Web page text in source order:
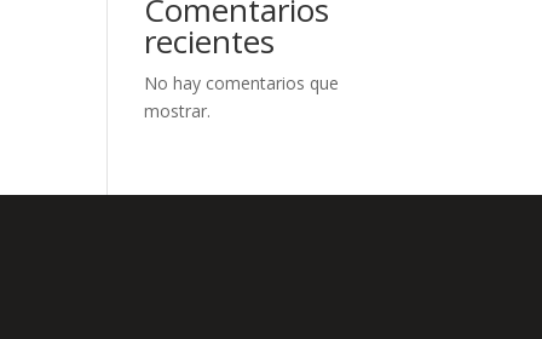
Comentarios
recientes
No hay comentarios que
mostrar.